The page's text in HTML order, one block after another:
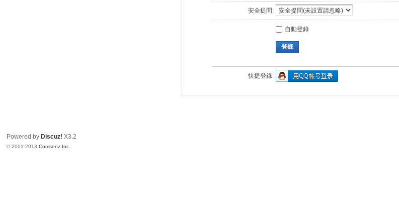
安全提問:
自動登錄
登錄
快捷登錄:
Powered by Discuz! X3.2
© 2001-2013Comsenz Inc.